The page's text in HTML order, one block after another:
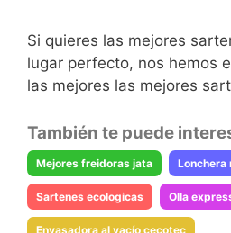
Si quieres las mejores
lugar perfecto, nos hemos
las mejores las mejores
También te puede
Mejores freidoras jata Lonchera
Sartenes ecologicas Olla
Envasadora al vacío cecotec